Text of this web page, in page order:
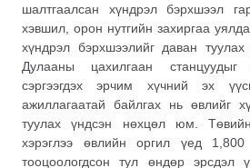
шалтгаалсан хүндрэл бэрхшээл
хэвшил, орон нутгийн захиргаа
хүндрэл бэрхшээлийг даван
Дулааны цахилгаан станцуудыг
сэргээгдэх эрчим хүчний эх
ажиллагаатай байлгах нь өвлийг
туулах үндсэн нөхцөл юм.
хэрэглээ өвлийн оргил үед 1,800
тооцоологдсон тул өндөр эрсдэл